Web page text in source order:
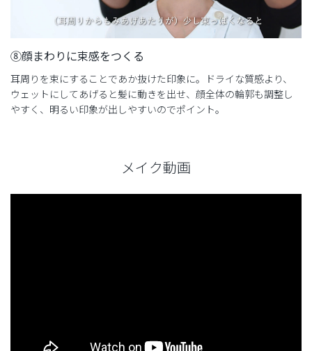
⑧顔まわりに束感をつくる
耳周りを束にすることであか抜けた印象に。ドライな質感より、
ウェットにしてあげると髪に動きを出せ、顔全体の輪郭も調整し
やすく、明るい印象が出しやすいのでポイント。
メイク動画